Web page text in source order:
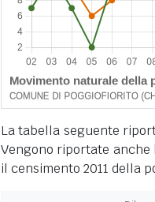
La tabella seguente
Vengono riportate anche
il censimento 2011 della